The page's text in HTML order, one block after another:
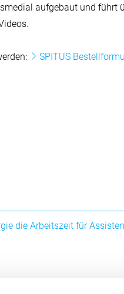
aufgebaut und führt
SPITUS
die Arbeitszeit für